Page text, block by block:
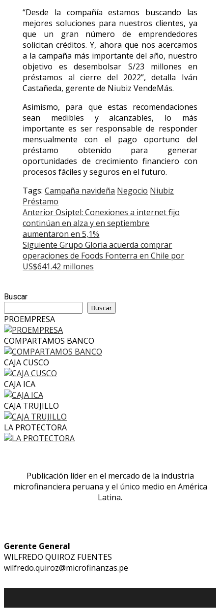
“Desde la compañía estamos buscando las
mejores soluciones para nuestros clientes, ya
que un gran número de emprendedores
solicitan créditos. Y, ahora que nos acercamos
a la campaña más importante del año, nuestro
objetivo es desembolsar S/23 millones en
préstamos al cierre del 2022”, detalla Iván
Castañeda, gerente de Niubiz VendeMás.
Asimismo, para que estas recomendaciones
sean medibles y alcanzables, lo más
importante es ser responsable de responder
mensualmente con el pago oportuno del
préstamo obtenido para generar
oportunidades de crecimiento financiero con
procesos fáciles y seguros en el futuro.
Tags:Campaña navideña Negocio Niubiz
Préstamo
Post
navigation
AnteriorOsiptel: Conexiones a internet fijo
continúan en alza y en septiembre
aumentaron en 5,1%
Siguiente Grupo Gloria acuerda comprar
operaciones de Foods Fonterra en Chile por
US$641.42 millones
Buscar
Buscar
PROEMPRESA
COMPARTAMOS BANCO
CAJA CUSCO
CAJA ICA
CAJA TRUJILLO
LA PROTECTORA
Publicación líder en el mercado de la industria
microfinanciera peruana y el único medio en América
Latina.
Gerente General
WILFREDO QUIROZ FUENTES
wilfredo.quiroz@microfinanzas.pe